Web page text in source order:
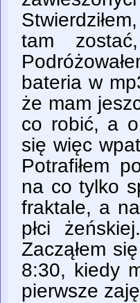
tam
bateria w
że mam
co robić, a o
się więc
Potrafiłem
na co tylko
fraktale, a
płci
Zacząłem
8:30, kiedy
pierwsze